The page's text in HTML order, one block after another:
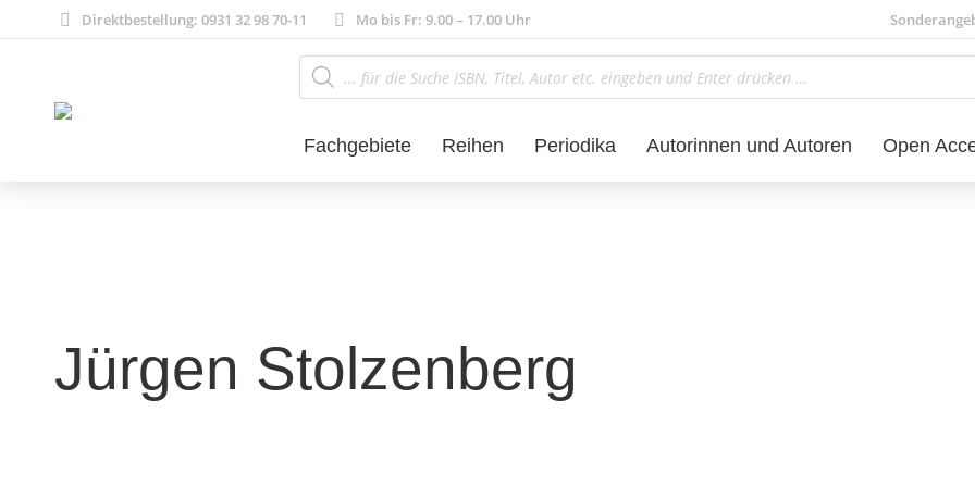
Direktbestellung: 0931 32 98 70-11 Mo bis Fr: 9.00 – 17.00 Uhr
Products
search
Fachgebiete Reihen Periodika Autorinnen und Autoren Open
Jürgen Stolzenberg